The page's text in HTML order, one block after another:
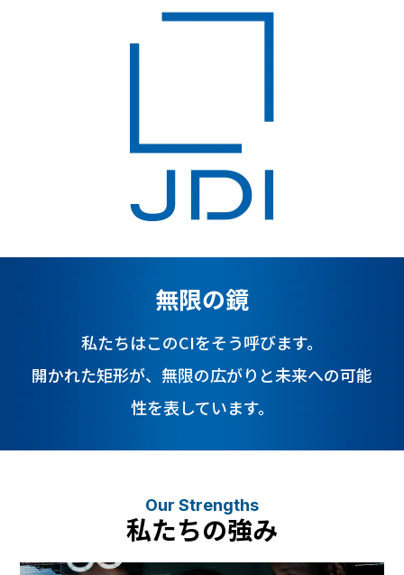
無限の鏡
私たちはこのCIをそう呼びます。
開かれた矩形が、無限の広がりと未来への可能
性を表しています。
Our Strengths
私たちの強み